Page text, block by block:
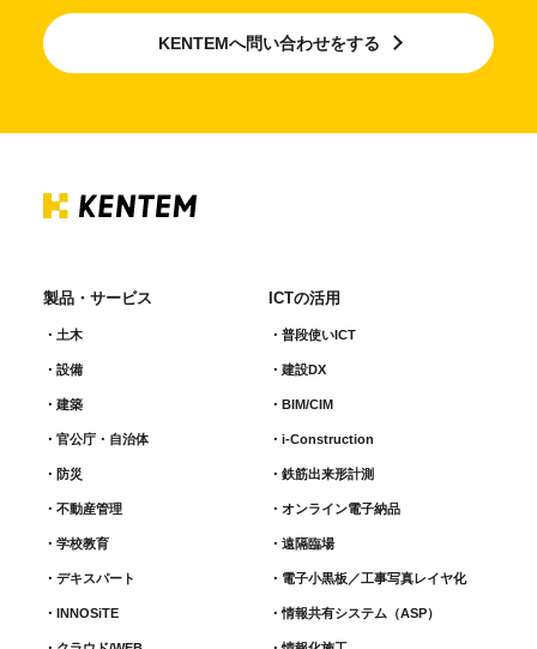
KENTEMへ問い合わせをする
製品・サービス
土木
設備
建築
官公庁・自治体
防災
不動産管理
学校教育
デキスパート
INNOSiTE
ICTの活用
普段使いICT
建設DX
BIM/CIM
i-Construction
鉄筋出来形計測​
オンライン電子納品
遠隔臨場
電子小黒板／工事写真レイヤ化
情報共有システム（ASP）